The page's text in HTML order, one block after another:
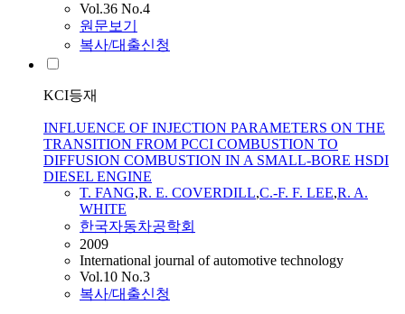
Vol.36 No.4
원문보기
복사/대출신청
KCI등재
INFLUENCE OF INJECTION PARAMETERS ON THE
TRANSITION FROM PCCI COMBUSTION TO
DIFFUSION COMBUSTION IN A SMALL-BORE HSDI
DIESEL ENGINE
T. FANG,R. E. COVERDILL,C.-F. F. LEE,R. A.
WHITE
한국자동차공학회
2009
International journal of automotive technology
Vol.10 No.3
복사/대출신청